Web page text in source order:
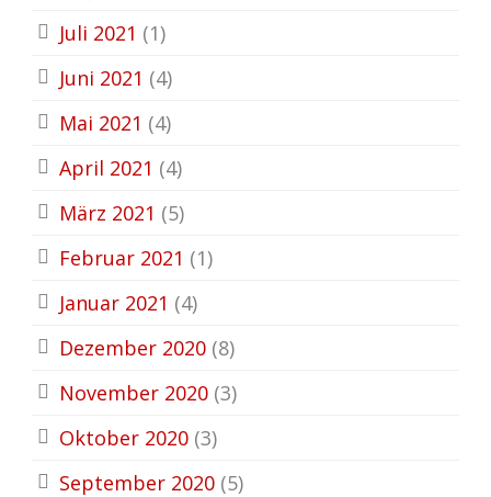
Juli 2021 (1)
Juni 2021 (4)
Mai 2021 (4)
April 2021 (4)
März 2021 (5)
Februar 2021 (1)
Januar 2021 (4)
Dezember 2020 (8)
November 2020 (3)
Oktober 2020 (3)
September 2020 (5)